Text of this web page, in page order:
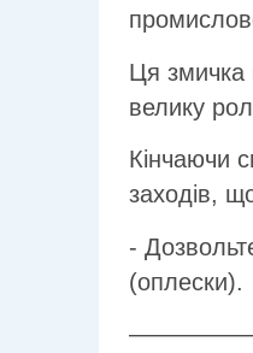
Ця змичка
велику
Кінчаючи
заходів,
-
(оплески).